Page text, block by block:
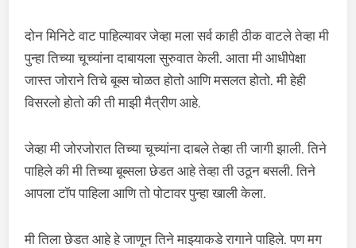
दोन मिनिटे वाट पाहिल्यावर जेव्हा मला सर्व काही ठीक वाटले तेव्हा मी
पुन्हा तिच्या चूच्यांना दाबायला सुरुवात केली. आता मी आधीपेक्षा
जास्त जोराने तिचे बूब्स चोळत होतो आणि मसलत होतो. मी हेही
विसरलो होतो की ती माझी मैत्रीण आहे.
जेव्हा मी जोरजोरात तिच्या चूच्यांना दाबले तेव्हा ती जागी झाली. तिने
पाहिले की मी तिच्या बूब्सला छेडत आहे तेव्हा ती उठून बसली. तिने
आपला टॉप पाहिला आणि तो पोटावर पुन्हा खाली केला.
मी तिला छेडत आहे हे जाणून तिने माझ्याकडे रागाने पाहिले. पण मग